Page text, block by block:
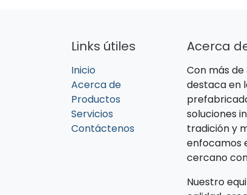
Links útiles
Inicio
Acerca de
Productos
Servicios
Contáctenos
Acerca
Con más de
destaca en
soluciones
tradición y
enfocamos
cercano
Nuestro